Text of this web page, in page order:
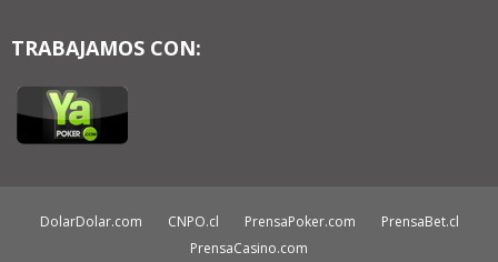
TRABAJAMOS CON:
DolarDolar.com CNPO.cl PrensaPoker.com
PrensaBet.cl
PrensaCasino.com